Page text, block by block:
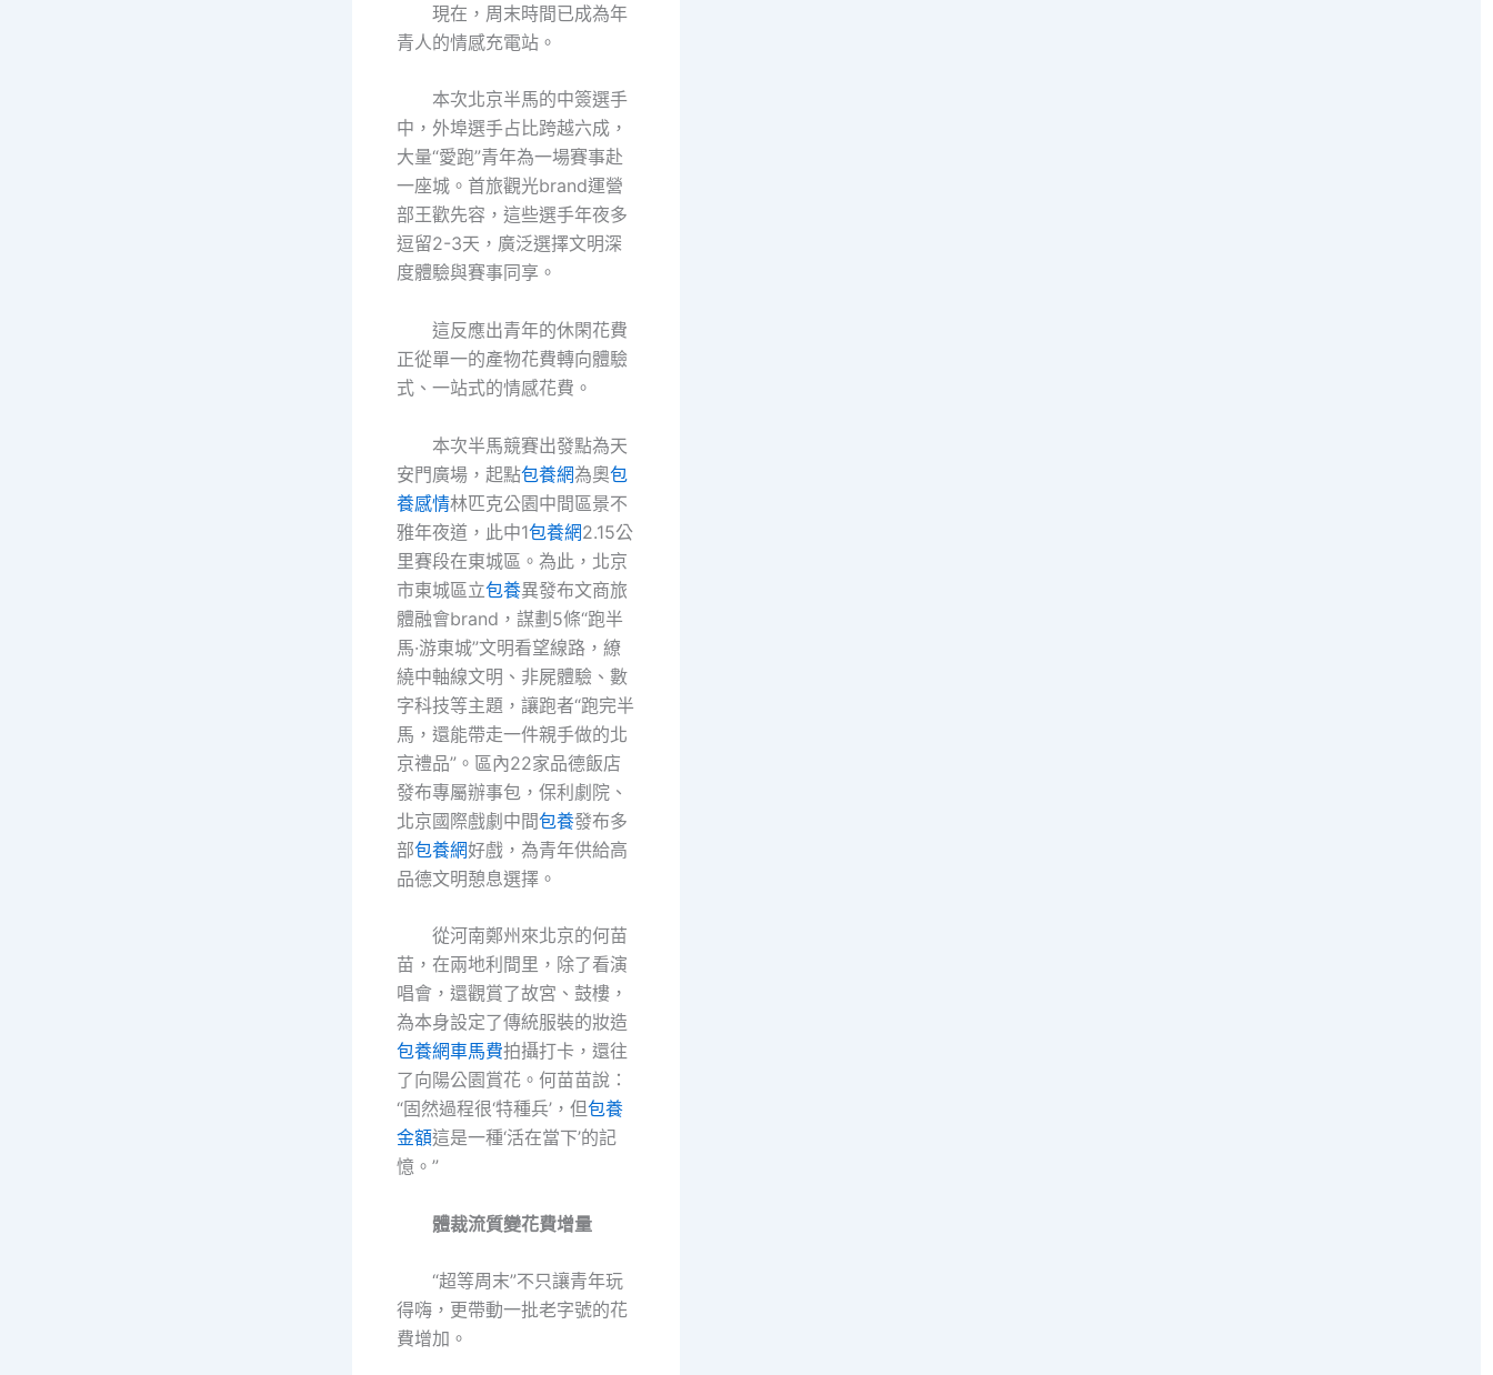
現在，周末時間已成為年
青人的情感充電站。
本次北京半馬的中簽選手
中，外埠選手占比跨越六成，
大量“愛跑”青年為一場賽事赴
一座城。首旅觀光brand運營
部王歡先容，這些選手年夜多
逗留2-3天，廣泛選擇文明深
度體驗與賽事同享。
這反應出青年的休閑花費
正從單一的產物花費轉向體驗
式、一站式的情感花費。
本次半馬競賽出發點為天
安門廣場，起點包養網為奧包
養感情林匹克公園中間區景不
雅年夜道，此中1包養網2.15公
里賽段在東城區。為此，北京
市東城區立包養異發布文商旅
體融會brand，謀劃5條“跑半
馬·游東城”文明看望線路，繚
繞中軸線文明、非屍體驗、數
字科技等主題，讓跑者“跑完半
馬，還能帶走一件親手做的北
京禮品”。區內22家品德飯店
發布專屬辦事包，保利劇院、
北京國際戲劇中間包養發布多
部包養網好戲，為青年供給高
品德文明憩息選擇。
從河南鄭州來北京的何苗
苗，在兩地利間里，除了看演
唱會，還觀賞了故宮、鼓樓，
為本身設定了傳統服裝的妝造
包養網車馬費拍攝打卡，還往
了向陽公園賞花。何苗苗說：
“固然過程很‘特種兵’，但包養
金額這是一種‘活在當下’的記
憶。”
體裁流質變花費增量
“超等周末”不只讓青年玩
得嗨，更帶動一批老字號的花
費增加。